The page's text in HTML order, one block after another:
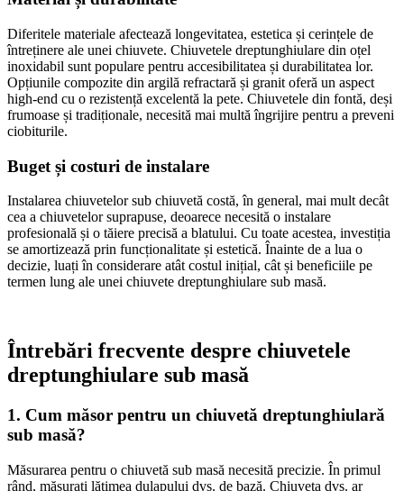
Diferitele materiale afectează longevitatea, estetica și cerințele de
întreținere ale unei chiuvete. Chiuvetele dreptunghiulare din oțel
inoxidabil sunt populare pentru accesibilitatea și durabilitatea lor.
Opțiunile compozite din argilă refractară și granit oferă un aspect
high-end cu o rezistență excelentă la pete. Chiuvetele din fontă, deși
frumoase și tradiționale, necesită mai multă îngrijire pentru a preveni
ciobiturile.
Buget și costuri de instalare
Instalarea chiuvetelor sub chiuvetă costă, în general, mai mult decât
cea a chiuvetelor suprapuse, deoarece necesită o instalare
profesională și o tăiere precisă a blatului. Cu toate acestea, investiția
se amortizează prin funcționalitate și estetică. Înainte de a lua o
decizie, luați în considerare atât costul inițial, cât și beneficiile pe
termen lung ale unei chiuvete dreptunghiulare sub masă.
Întrebări frecvente despre chiuvetele
dreptunghiulare sub masă
1. Cum măsor pentru un chiuvetă dreptunghiulară
sub masă?
Măsurarea pentru o chiuvetă sub masă necesită precizie. În primul
rând, măsurați lățimea dulapului dvs. de bază. Chiuveta dvs. ar